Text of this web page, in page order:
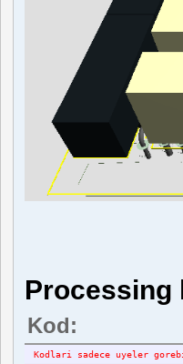
Processing
Kod:
Kodlari sadece uyeler